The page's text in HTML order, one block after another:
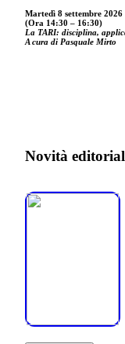
Martedì 8 settembre 2026
(Ora 14:30 – 16:30)
La TARI: disciplina,
A cura di Pasquale Mirto
Novità